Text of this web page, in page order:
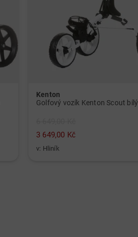
Kenton
Golfový vozík Kenton Scout bílý
3 649,00 Kč
v: Hliník